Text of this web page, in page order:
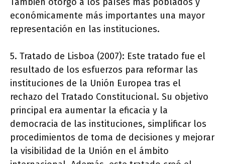
económicamente más importantes una mayor
representación en las instituciones.
5. Tratado de Lisboa (2007): Este tratado fue el
resultado de los esfuerzos para reformar las
instituciones de la Unión Europea tras el
rechazo del Tratado Constitucional. Su objetivo
principal era aumentar la eficacia y la
democracia de las instituciones, simplificar los
procedimientos de toma de decisiones y mejorar
la visibilidad de la Unión en el ámbito